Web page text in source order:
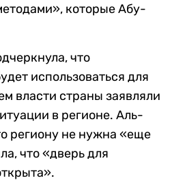
которые Абу-
что
использоваться для
власти страны заявляли
в регионе. Аль-
региону не нужна «еще
что «дверь для